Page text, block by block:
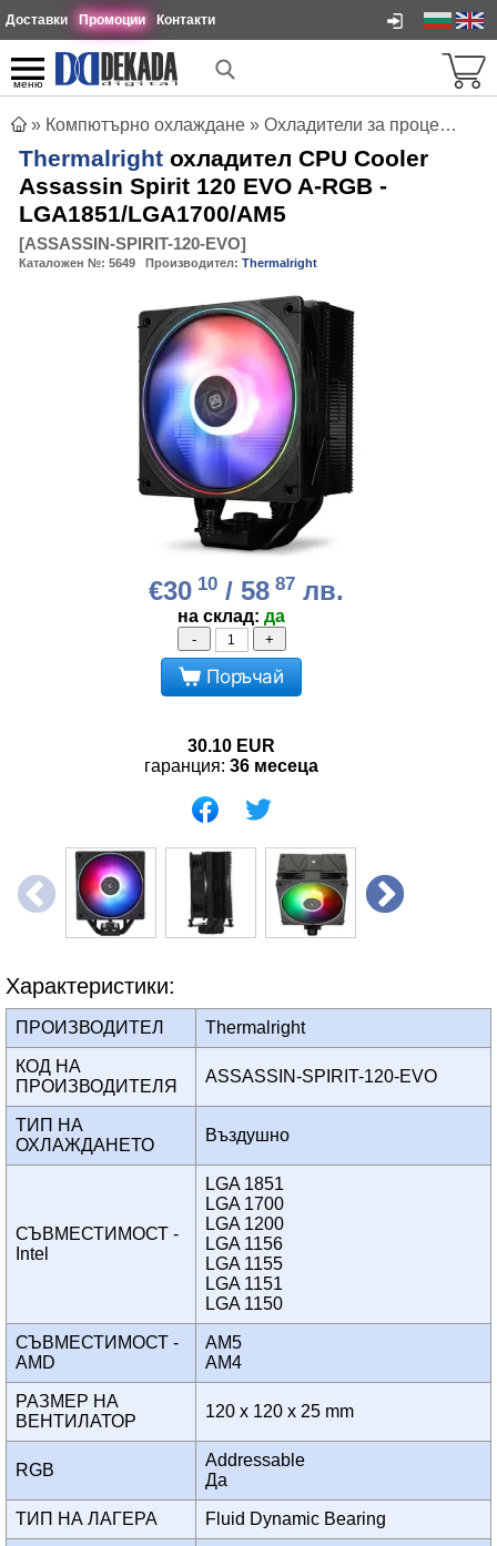
Доставки Промоции Контакти
меню
» Компютърно охлаждане » Охладители за процесори
Thermalright охладител CPU Cooler
Assassin Spirit 120 EVO A-RGB -
LGA1851/LGA1700/AM5
[ASSASSIN-SPIRIT-120-EVO]
Каталожен №: 5649 Производител: Thermalright
€3010/ 5887 лв.
на склад: да
- +
Поръчай
30.10 EUR
гаранция: 36 месеца
Характеристики:
ПРОИЗВОДИТЕЛ Thermalright
КОД НА
ПРОИЗВОДИТЕЛЯ
ASSASSIN-SPIRIT-120-EVO
ТИП НА
ОХЛАЖДАНЕТО
Въздушно
СЪВМЕСТИМОСТ -
Intel
LGA 1851
LGA 1700
LGA 1200
LGA 1156
LGA 1155
LGA 1151
LGA 1150
СЪВМЕСТИМОСТ -
AMD
AM5
AM4
РАЗМЕР НА
ВЕНТИЛАТОР
120 x 120 x 25 mm
RGB
Addressable
Да
ТИП НА ЛАГЕРА Fluid Dynamic Bearing